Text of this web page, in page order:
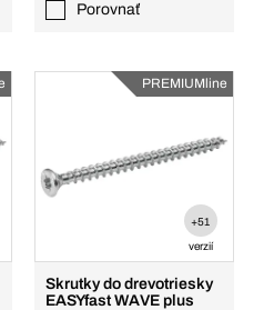
Porovnať
PREMIUMline
+51
verzií
Skrutky do drevotriesky
EASYfast WAVE plus